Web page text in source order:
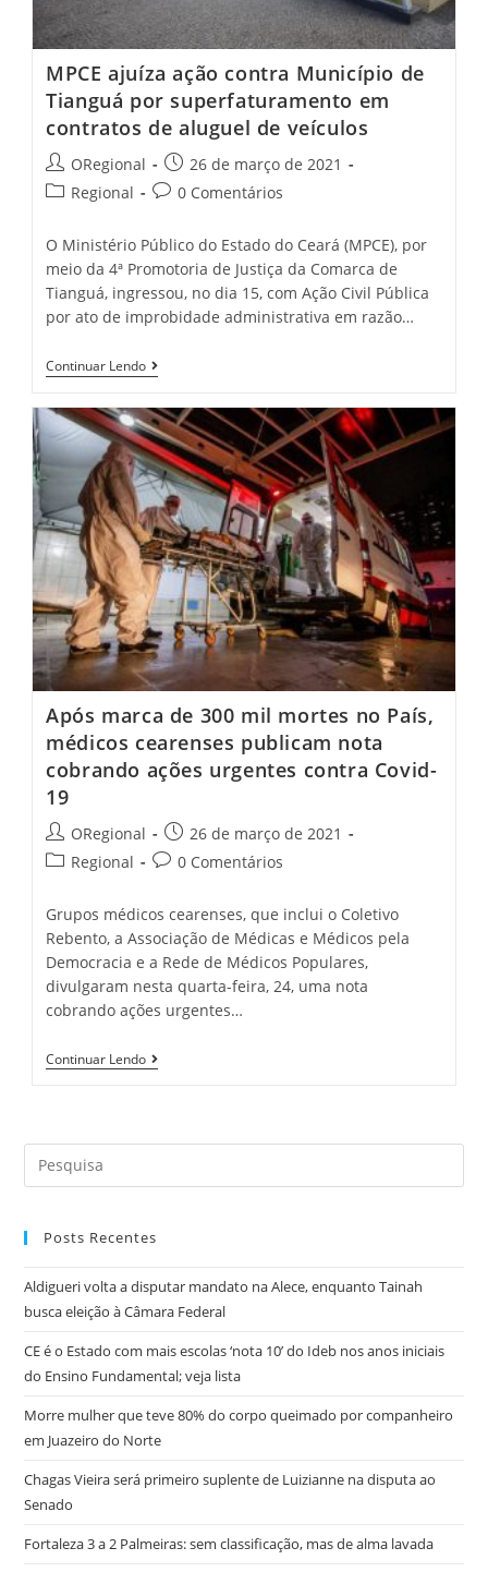
Saúde
MPCE ajuíza ação contra Município de
Tianguá por superfaturamento em
contratos de aluguel de veículos
Post
author:
ORegional
Post
published:
26 de março de 2021
PostRegional
Post0 Comentários
O Ministério Público do Estado do Ceará (MPCE), por
meio da 4ª Promotoria de Justiça da Comarca de
Tianguá, ingressou, no dia 15, com Ação Civil Pública
por ato de improbidade administrativa em razão…
Continuar LendoMPCE
Ajuíza
Contra
Município
De
Tianguá
Por
Superfaturamento
Em
Contratos
De
Aluguel
De
Veículos
Após marca de 300 mil mortes no País,
médicos cearenses publicam nota
cobrando ações urgentes contra Covid-
19
Post
author:
ORegional
Post
published:
26 de março de 2021
PostRegional
Post0 Comentários
Grupos médicos cearenses, que inclui o Coletivo
Rebento, a Associação de Médicas e Médicos pela
Democracia e a Rede de Médicos Populares,
divulgaram nesta quarta-feira, 24, uma nota
cobrando ações urgentes…
Continuar LendoApós
Marca
Mortes
Publicam
Ações
Urgentes
Contra
19
Search
this
Posts Recentes
Aldigueri volta a disputar mandato na Alece, enquanto Tainah
busca eleição à Câmara Federal
CE é o Estado com mais escolas ‘nota 10’ do Ideb nos anos iniciais
do Ensino Fundamental; veja lista
Morre mulher que teve 80% do corpo queimado por companheiro
em Juazeiro do Norte
Chagas Vieira será primeiro suplente de Luizianne na disputa ao
Senado
Fortaleza 3 a 2 Palmeiras: sem classificação, mas de alma lavada